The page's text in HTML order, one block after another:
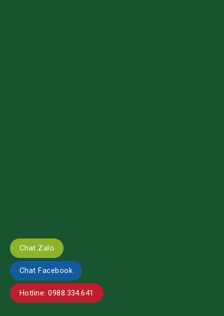
Chat Zalo
Chat Facebook
Hotline: 0988.334.641